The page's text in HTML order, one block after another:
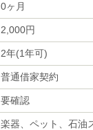
0ヶ月
2,000円
2年(1年可)
普通借家契約
要確認
楽器、ペット、石油